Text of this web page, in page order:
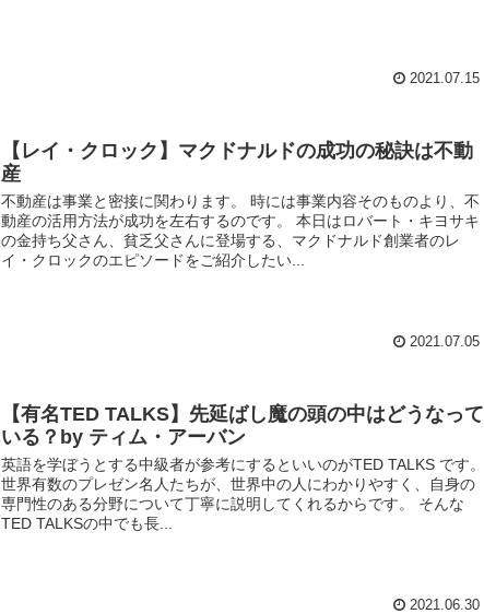
2021.07.15
【レイ・クロック】マクドナルドの成功の秘訣は不動
産
不動産は事業と密接に関わります。 時には事業内容そのものより、不
動産の活用方法が成功を左右するのです。 本日はロバート・キヨサキ
の金持ち父さん、貧乏父さんに登場する、マクドナルド創業者のレ
イ・クロックのエピソードをご紹介したい...
2021.07.05
【有名TED TALKS】先延ばし魔の頭の中はどうなって
いる？by ティム・アーバン
英語を学ぼうとする中級者が参考にするといいのがTED TALKS です。
世界有数のプレゼン名人たちが、世界中の人にわかりやすく、自身の
専門性のある分野について丁寧に説明してくれるからです。 そんな
TED TALKSの中でも長...
2021.06.30